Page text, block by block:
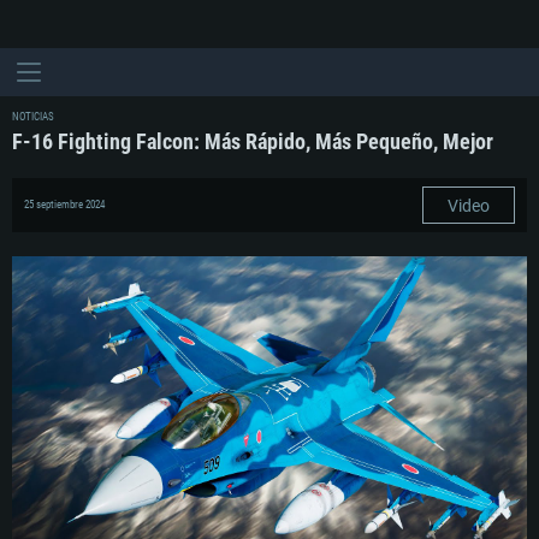
NOTICIAS
F-16 Fighting Falcon: Más Rápido, Más Pequeño, Mejor
25 septiembre 2024 Video